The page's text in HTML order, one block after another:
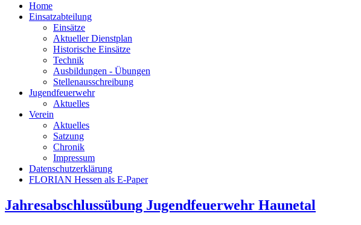
Home
Einsatzabteilung
Einsätze
Aktueller Dienstplan
Historische Einsätze
Technik
Ausbildungen - Übungen
Stellenausschreibung
Jugendfeuerwehr
Aktuelles
Verein
Aktuelles
Satzung
Chronik
Impressum
Datenschutzerklärung
FLORIAN Hessen als E-Paper
Jahresabschlussübung Jugendfeuerwehr Haunetal